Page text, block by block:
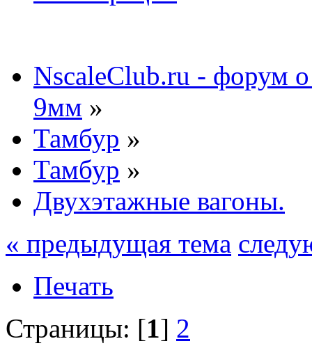
NscaleClub.ru - форум
9мм »
Тамбур »
Тамбур »
Двухэтажные вагоны.
« предыдущая тема
Печать
Страницы: [1] 2